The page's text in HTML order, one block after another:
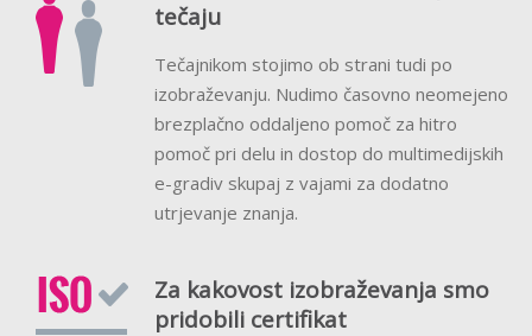
tečaju
Tečajnikom stojimo ob strani tudi po
izobraževanju. Nudimo časovno neomejeno
brezplačno oddaljeno pomoč za hitro
pomoč pri delu in dostop do multimedijskih
e-gradiv skupaj z vajami za dodatno
utrjevanje znanja.
Za kakovost izobraževanja smo
pridobili certifikat